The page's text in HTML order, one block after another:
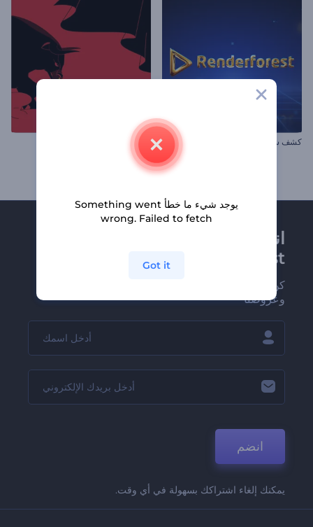
كشف شعار بكسل تقني ترويج حدث إطلاق الثيران
انضم إلى نشرة
Renderforest الإخبارية
كن من بين أوائل من يستلمون أحدث أخبارنا
وعروضنا
انضم
يمكنك إلغاء اشتراكك بسهولة في أي وقت.
يوجد شيء ما خطأ Something went
wrong. Failed to fetch
Got it